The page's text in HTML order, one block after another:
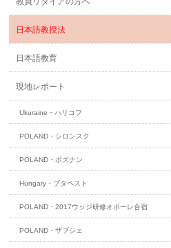
日本語教授法
日本語教育
現地レポート
Ukuraine・ハリコフ
POLAND・シロンスク
POLAND・ポズナン
Hungary・ブタペスト
POLAND・2017ウッジ研修オポーレ合宿
POLAND・ザブジェ